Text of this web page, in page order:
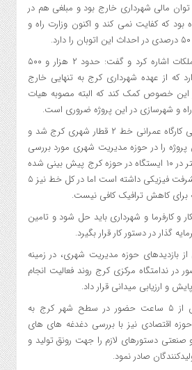
مالی شهرداری خارج بود و مبلغی هم در
بود که کفایت نمی کند و اکنون وزارت راه و
وی در ادامه به موضوع تملکات اشاره کرد و گفت: حدود ۲ هزار و ۵۰۰
که از عهده شهرداری کرج به تنهایی خارج
این خصوص کمک کند که البته مصوبه هیات
و شهرسازی در این پروژه ضروری است.
وزیر کشور در ادامه نیز راهی کارگاه عمرانی خط ۲ قطار شهری کرج شد و
را در حوزه مدیریت شهری مورد بررسی
قرار داد و گفت: ۱۴٫۹ کیلومتر در ۱۰ ایستگاه در حوزه کرج پیش بینی شده
که در مجموع ۵۰ درصد پیشرفت فیزیکی داشته است اما در کل خط نیز ۵
برای کاهش ترافیک کافی نیست.
و کارفرما و شهرداری باید حل شود و تامین
گذار در دستور کار قرار بگیرد.
بازدیدهای حوزه مدیریت شهری، در زمینه
در ندامتگاه مرکزی کرج روند فعالیت انجام
و ارزیابی میدانی قرار داد.
نماینده رئیس جمهور پس از ۵ ساعت حضور در سطح شهر کرج به
اقتصادی نیز با بررسی دغدغه های های
دستورهای لازم را جهت رونق تولید و
صادر نمود.